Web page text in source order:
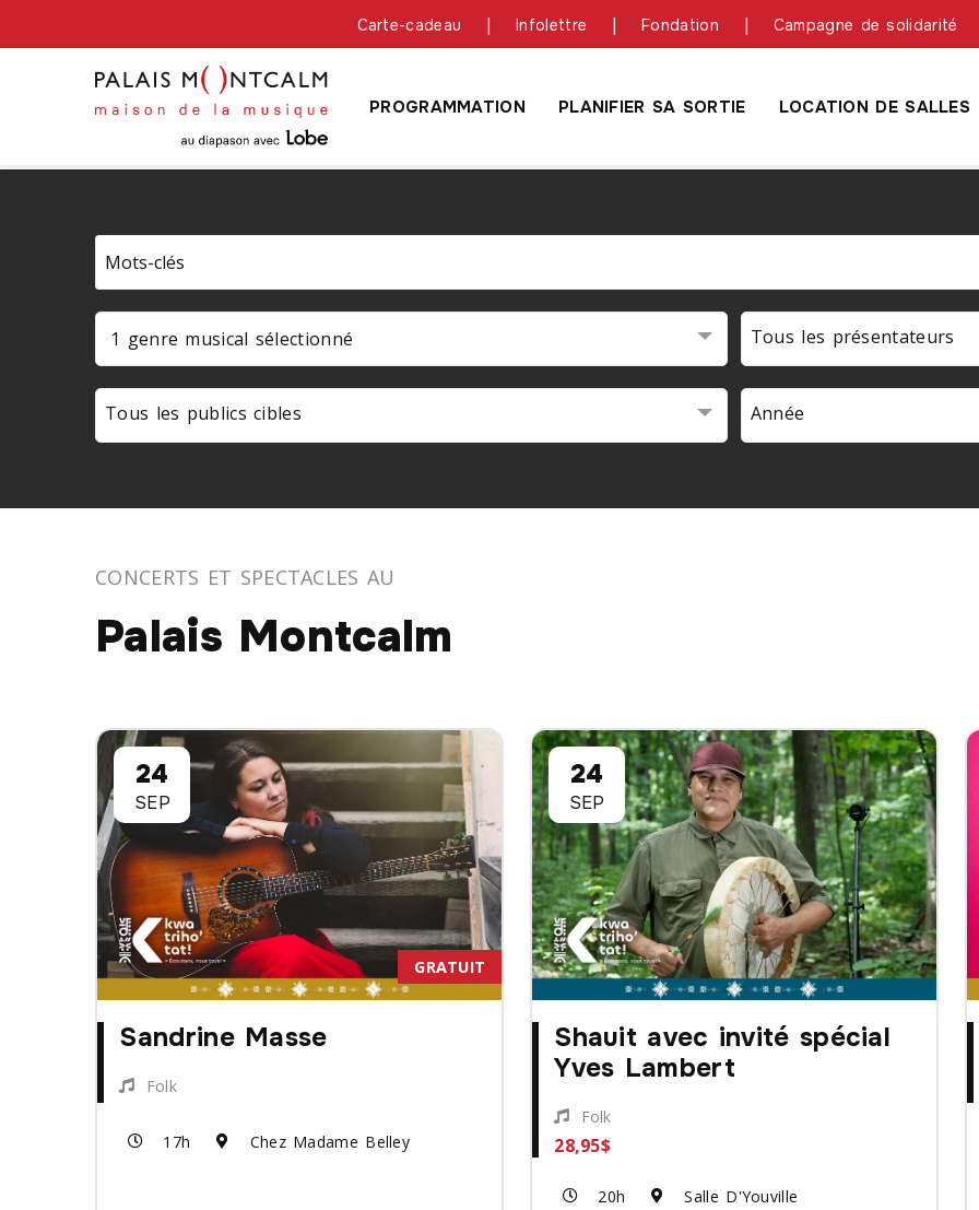
Carte-cadeau Infolettre Fondation Campagne de solidarité
PROGRAMMATION PLANIFIER SA SORTIE LOCATION DE SALLES
1 genre musical sélectionné Tous les présentateurs
Tous les publics cibles Année
CONCERTS ET SPECTACLES AU
Palais Montcalm
24
SEP
GRATUIT
Sandrine Masse
Folk
17h Chez Madame Belley
24
SEP
Shauit avec invité spécial
Yves Lambert
Folk
28,95$
20h Salle D'Youville